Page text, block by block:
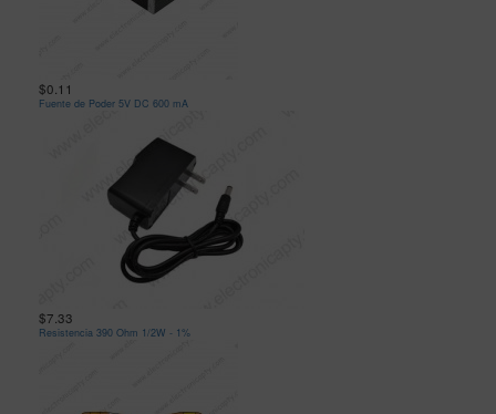
$0.11
Fuente de Poder 5V DC 600 mA
$7.33
Resistencia 390 Ohm 1/2W - 1%